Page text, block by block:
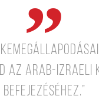
az arab-izraeli
befejezéséhez.”